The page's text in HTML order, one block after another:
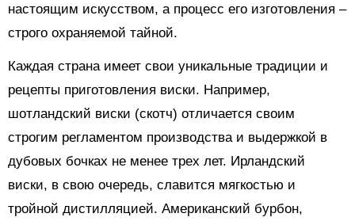
настоящим искусством, а процесс его изготовления –
строго охраняемой тайной.
Каждая страна имеет свои уникальные традиции и
рецепты приготовления виски. Например,
шотландский виски (скотч) отличается своим
строгим регламентом производства и выдержкой в
дубовых бочках не менее трех лет. Ирландский
виски, в свою очередь, славится мягкостью и
тройной дистилляцией. Американский бурбон,